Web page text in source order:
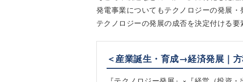
発電事業についてもテクノロジーの発展・
テクノロジーの発展の成否を決定付ける要
＜産業誕生・育成→経済発展｜